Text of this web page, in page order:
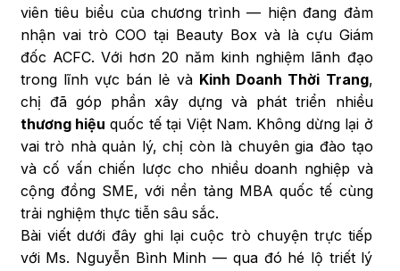
viên tiêu biểu của chương trình — hiện đang đảm
nhận vai trò COO tại Beauty Box và là cựu Giám
đốc ACFC. Với hơn 20 năm kinh nghiệm lãnh đạo
trong lĩnh vực bán lẻ và Kinh Doanh Thời Trang,
chị đã góp phần xây dựng và phát triển nhiều
thương hiệu quốc tế tại Việt Nam. Không dừng lại ở
vai trò nhà quản lý, chị còn là chuyên gia đào tạo
và cố vấn chiến lược cho nhiều doanh nghiệp và
cộng đồng SME, với nền tảng MBA quốc tế cùng
trải nghiệm thực tiễn sâu sắc.
Bài viết dưới đây ghi lại cuộc trò chuyện trực tiếp
với Ms. Nguyễn Bình Minh — qua đó hé lộ triết lý